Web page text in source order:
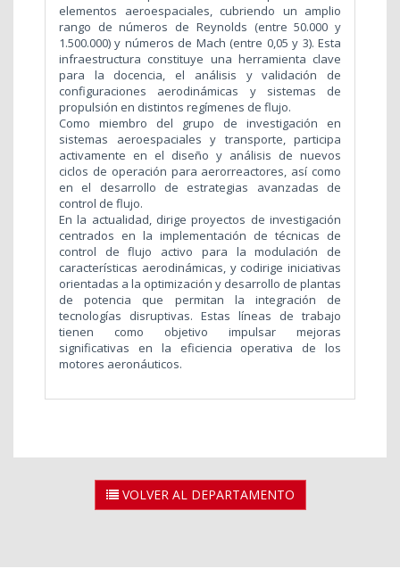
elementos aeroespaciales, cubriendo un amplio
rango de números de Reynolds (entre 50.000 y
1.500.000) y números de Mach (entre 0,05 y 3). Esta
infraestructura constituye una herramienta clave
para la docencia, el análisis y validación de
configuraciones aerodinámicas y sistemas de
propulsión en distintos regímenes de flujo.
Como miembro del grupo de investigación en
sistemas aeroespaciales y transporte, participa
activamente en el diseño y análisis de nuevos
ciclos de operación para aerorreactores, así como
en el desarrollo de estrategias avanzadas de
control de flujo.
En la actualidad, dirige proyectos de investigación
centrados en la implementación de técnicas de
control de flujo activo para la modulación de
características aerodinámicas, y codirige iniciativas
orientadas a la optimización y desarrollo de plantas
de potencia que permitan la integración de
tecnologías disruptivas. Estas líneas de trabajo
tienen como objetivo impulsar mejoras
significativas en la eficiencia operativa de los
motores aeronáuticos.
VOLVER AL DEPARTAMENTO